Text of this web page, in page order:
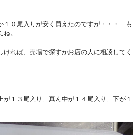
１０尾入りが安く買えたのですが・・・ も
。
ければ、売場で探すかお店の人に相談してく
が１３尾入り、真ん中が１４尾入り、下が１